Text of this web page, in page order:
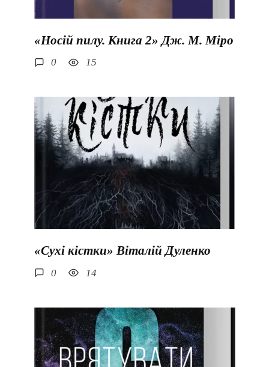
«Носій пилу. Книга 2» Дж. М. Міро
0 15
«Сухі кістки» Віталій Дуленко
0 14